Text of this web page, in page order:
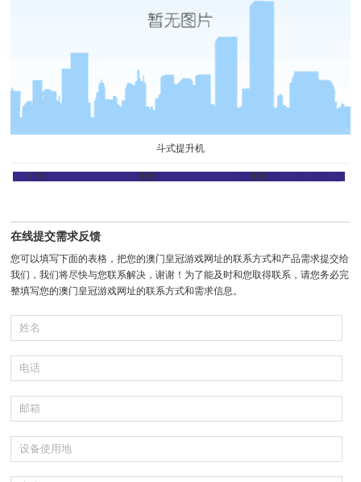
斗式提升机
介绍 参数 案例
在线提交需求反馈
您可以填写下面的表格，把您的澳门皇冠游戏网址的联系方式和产品需求提交给
我们，我们将尽快与您联系解决，谢谢！为了能及时和您取得联系，请您务必完
整填写您的澳门皇冠游戏网址的联系方式和需求信息。